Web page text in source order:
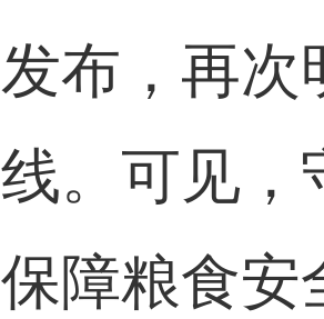
发布，再次
线。可见，
保障粮食安